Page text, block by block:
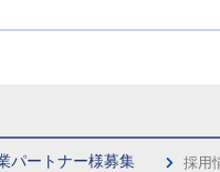
パートナー様募集
採用